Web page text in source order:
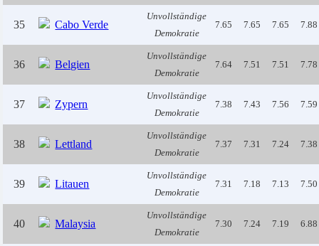
35 Cabo Verde
Unvollständige
Demokratie
7.65 7.65 7.65 7.88
36 Belgien
Unvollständige
Demokratie
7.64 7.51 7.51 7.78
37 Zypern
Unvollständige
Demokratie
7.38 7.43 7.56 7.59
38 Lettland
Unvollständige
Demokratie
7.37 7.31 7.24 7.38
39 Litauen
Unvollständige
Demokratie
7.31 7.18 7.13 7.50
40 Malaysia
Unvollständige
Demokratie
7.30 7.24 7.19 6.88